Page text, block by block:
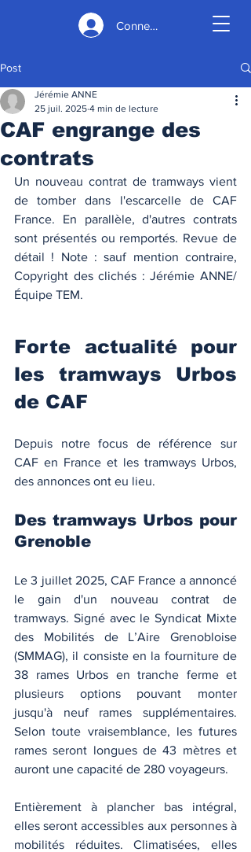
Connexion
Post
CAF engrange des
contrats
Jérémie ANNE
25 juil. 2025 4 min de lecture
Un nouveau contrat de tramways vient
de tomber dans l'escarcelle de CAF
France. En parallèle, d'autres contrats
sont présentés ou remportés. Revue de
détail ! Note : sauf mention contraire,
Copyright des clichés : Jérémie ANNE/
Équipe TEM.
Forte actualité pour
les tramways Urbos
de CAF
Depuis notre focus de référence sur
CAF en France et les tramways Urbos,
des annonces ont eu lieu.
Des tramways Urbos pour
Grenoble
Le 3 juillet 2025, CAF France a annoncé
le gain d'un nouveau contrat de
tramways. Signé avec le Syndicat Mixte
des Mobilités de L’Aire Grenobloise
(SMMAG), il consiste en la fourniture de
38 rames Urbos en tranche ferme et
plusieurs options pouvant monter
jusqu'à neuf rames supplémentaires.
Selon toute vraisemblance, les futures
rames seront longues de 43 mètres et
auront une capacité de 280 voyageurs.
Entièrement à plancher bas intégral,
elles seront accessibles aux personnes à
mobilités réduites. Climatisées, elles